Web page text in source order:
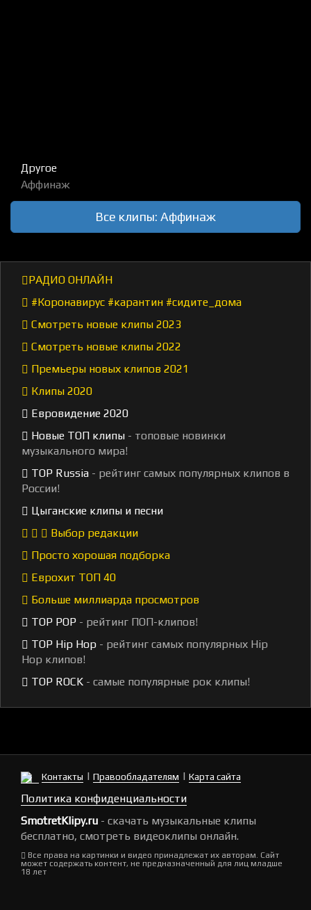
Другое
Аффинаж
Все клипы: Аффинаж
РАДИО ОНЛАЙН
#Коронавирус #карантин #сидите_дома
Смотреть новые клипы 2023
Смотреть новые клипы 2022
Премьеры новых клипов 2021
Клипы 2020
Евровидение 2020
Новые ТОП клипы - топовые новинки
музыкального мира!
TOP Russia - рейтинг самых популярных клипов в
России!
Цыганские клипы и песни
Выбор редакции
Просто хорошая подборка
Еврохит ТОП 40
Больше миллиарда просмотров
TOP POP - рейтинг ПОП-клипов!
TOP Hip Hop - рейтинг самых популярных Hip
Hop клипов!
TOP ROCK - самые популярные рок клипы!
Контакты | Правообладателям | Карта сайта
Политика конфиденциальности
SmotretKlipy.ru - скачать музыкальные клипы
бесплатно, смотреть видеоклипы онлайн.
Все права на картинки и видео принадлежат их авторам. Сайт
может содержать контент, не предназначенный для лиц младше
18 лет